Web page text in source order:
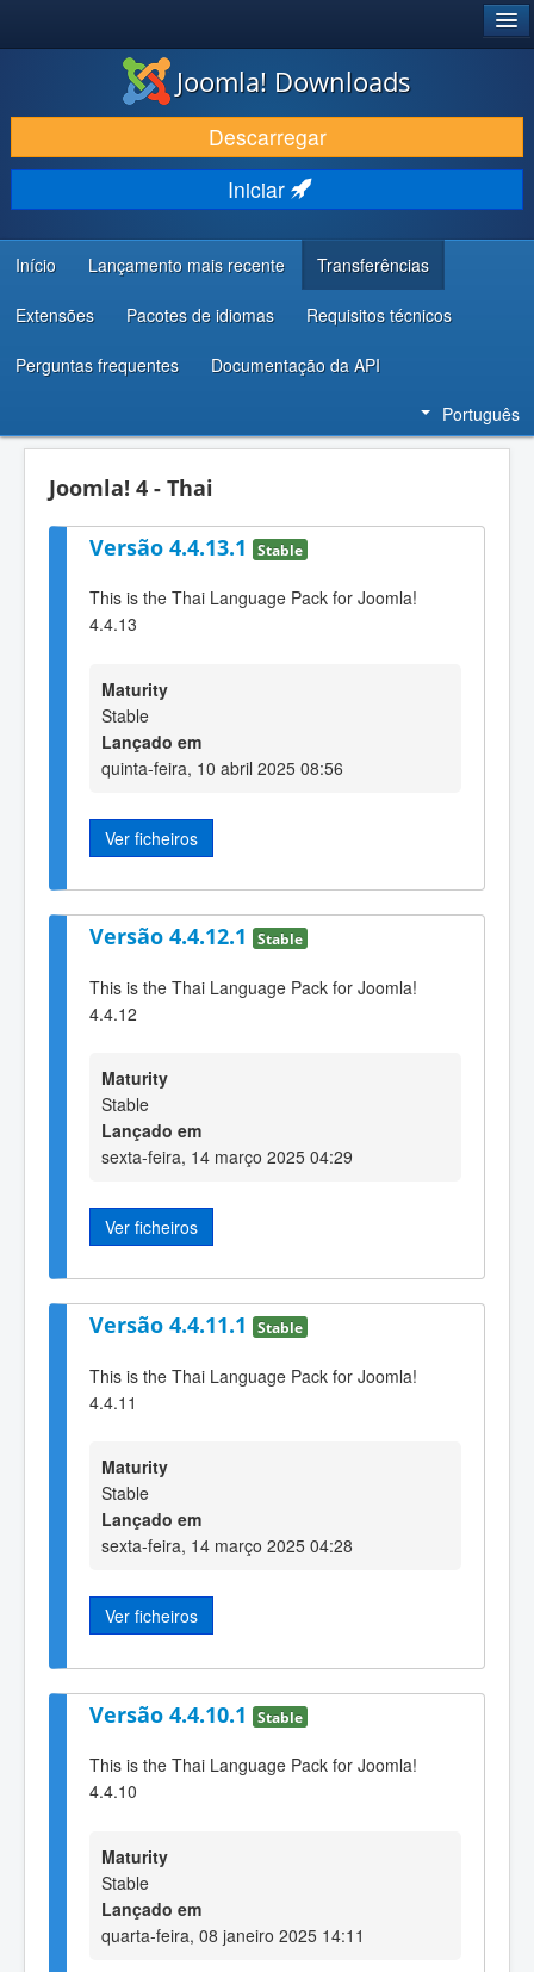
DESCARREGAR E EVOLUIR
DESCOBRIR E APRENDER
COMUNIDADE E SUPORTE
RECURSOS PARA PROGRAMADORES
Joomla! Downloads
Descarregar
Iniciar
Início Lançamento mais recente Transferências
Extensões Pacotes de idiomas Requisitos técnicos
Perguntas frequentes Documentação da API
Português
Joomla! 4 - Thai
Versão 4.4.13.1 Stable
This is the Thai Language Pack for Joomla!
4.4.13
Maturity
Stable
Lançado em
quinta-feira, 10 abril 2025 08:56
Ver ficheiros
Versão 4.4.12.1 Stable
This is the Thai Language Pack for Joomla!
4.4.12
Maturity
Stable
Lançado em
sexta-feira, 14 março 2025 04:29
Ver ficheiros
Versão 4.4.11.1 Stable
This is the Thai Language Pack for Joomla!
4.4.11
Maturity
Stable
Lançado em
sexta-feira, 14 março 2025 04:28
Ver ficheiros
Versão 4.4.10.1 Stable
This is the Thai Language Pack for Joomla!
4.4.10
Maturity
Stable
Lançado em
quarta-feira, 08 janeiro 2025 14:11